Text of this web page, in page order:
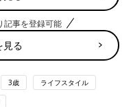
記事を登録可能
見る
3歳 ライフスタイル